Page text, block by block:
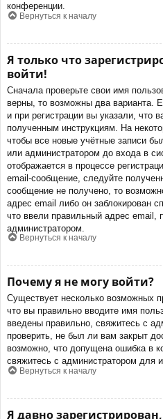
конференции.
Вернуться к началу
Я только что
войти!
Сначала проверьте свои имя
верны, то возможны два варианта.
и при регистрации вы указали, что
полученным инструкциям. На
чтобы все новые учётные записи
или администратором до входа в
отображается в процессе
email-сообщение, следуйте
сообщение не получено, то
адрес email либо он заблокирован
что ввели правильный адрес email,
администратором.
Вернуться к началу
Почему я не могу войти?
Существует несколько возможных
что вы правильно вводите имя
введены правильно, свяжитесь с
проверить, не был ли вам закрыт
возможно, что допущена ошибка в
свяжитесь с администратором для
Вернуться к началу
Я давно